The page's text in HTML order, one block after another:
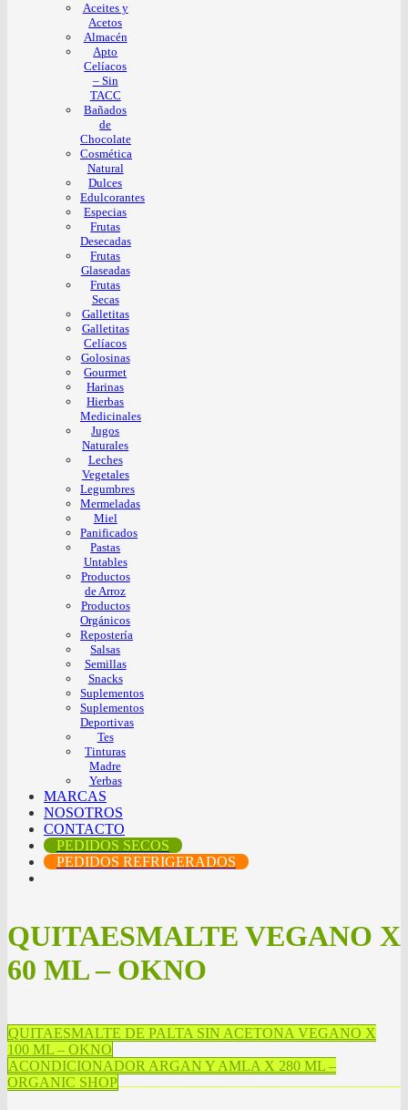
Aceites y
Acetos
Almacén
Apto
Celíacos
– Sin
TACC
Bañados
de
Chocolate
Cosmética
Natural
Dulces
Edulcorantes
Especias
Frutas
Desecadas
Frutas
Glaseadas
Frutas
Secas
Galletitas
Galletitas
Celíacos
Golosinas
Gourmet
Harinas
Hierbas
Medicinales
Jugos
Naturales
Leches
Vegetales
Legumbres
Mermeladas
Miel
Panificados
Pastas
Untables
Productos
de Arroz
Productos
Orgánicos
Repostería
Salsas
Semillas
Snacks
Suplementos
Suplementos
Deportivas
Tes
Tinturas
Madre
Yerbas
MARCAS
NOSOTROS
CONTACTO
PEDIDOS SECOS
PEDIDOS REFRIGERADOS
QUITAESMALTE VEGANO X
60 ML – OKNO
QUITAESMALTE DE PALTA SIN ACETONA VEGANO X
100 ML – OKNO
ACONDICIONADOR ARGAN Y AMLA X 280 ML –
ORGANIC SHOP